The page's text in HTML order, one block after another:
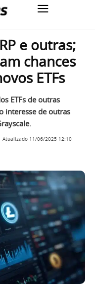
e outras;
chances
ETFs
ETFs de outras
interesse de outras
Atualizado 11/06/2025 12:10